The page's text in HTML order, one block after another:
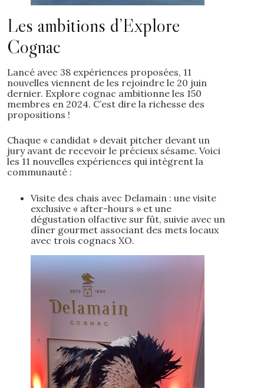
Les ambitions d’Explore
Cognac
Lancé avec 38 expériences proposées, 11
nouvelles viennent de les rejoindre le 20 juin
dernier. Explore cognac ambitionne les 150
membres en 2024. C’est dire la richesse des
propositions !
Chaque « candidat » devait pitcher devant un
jury avant de recevoir le précieux sésame. Voici
les 11 nouvelles expériences qui intègrent la
communauté :
Visite des chais avec Delamain : une visite
exclusive « after-hours » et une
dégustation olfactive sur fût, suivie avec un
dîner gourmet associant des mets locaux
avec trois cognacs XO.